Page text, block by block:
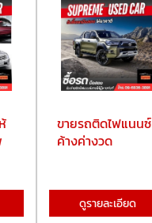
ขายรถติดไฟแนนซ์
ค้างค่างวด
ดูรายละเอียด